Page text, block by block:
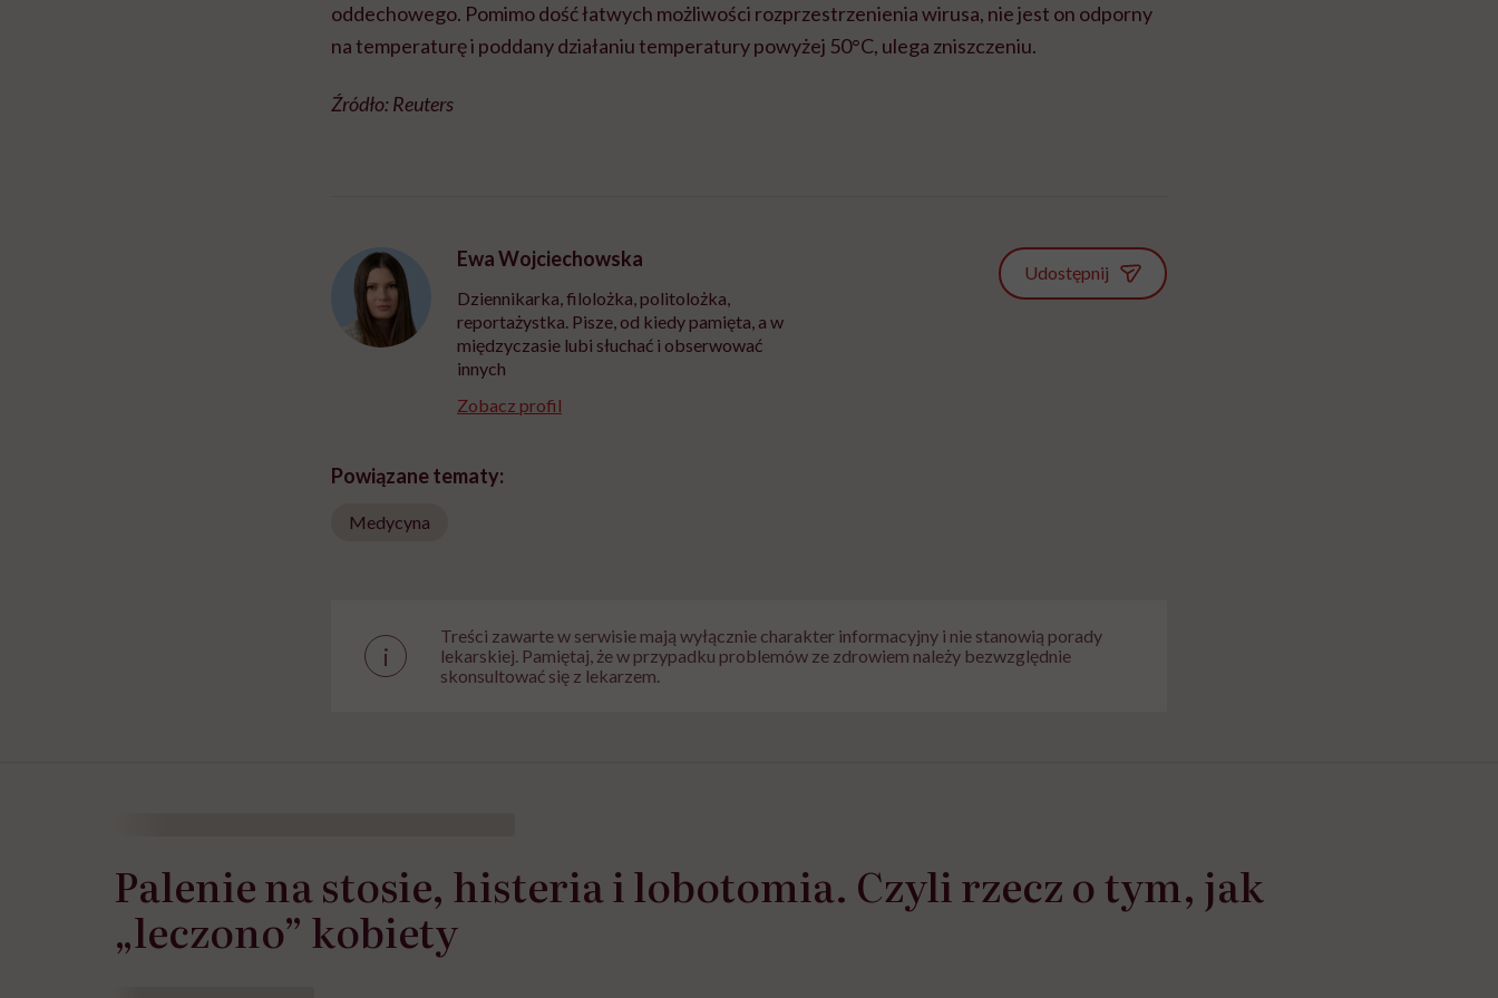
oddechowego. Pomimo dość łatwych możliwości rozprzestrzenienia wirusa, nie jest on odporny
na temperaturę i poddany działaniu temperatury powyżej 50°C, ulega zniszczeniu.
Źródło: Reuters
Ewa Wojciechowska
Dziennikarka, filolożka, politolożka,
reportażystka. Pisze, od kiedy pamięta, a w
międzyczasie lubi słuchać i obserwować
innych
Zobacz profil
Udostępnij
Powiązane tematy:
Medycyna
i
Treści zawarte w serwisie mają wyłącznie charakter informacyjny i nie stanowią porady
lekarskiej. Pamiętaj, że w przypadku problemów ze zdrowiem należy bezwzględnie
skonsultować się z lekarzem.
Palenie na stosie, histeria i lobotomia. Czyli rzecz o tym, jak
„leczono” kobiety